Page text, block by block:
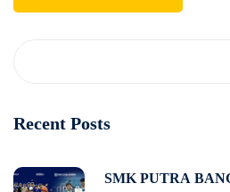
Recent Posts
SMK PUTRA